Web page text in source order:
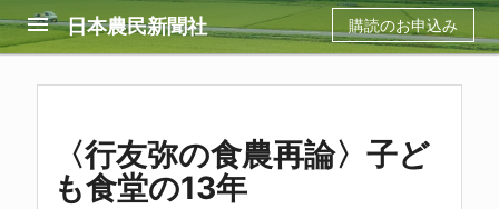
menu 日本農民新聞社 購読のお申込み
〈行友弥の食農再論〉子ど
も食堂の13年